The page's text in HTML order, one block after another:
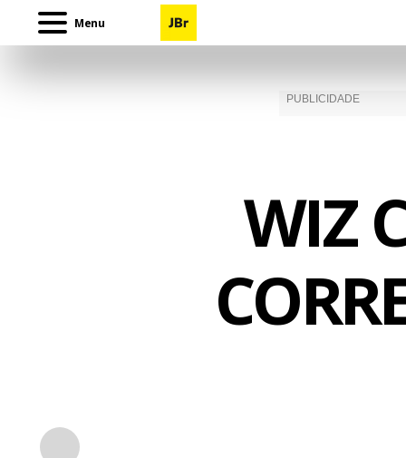
Menu
WIZ